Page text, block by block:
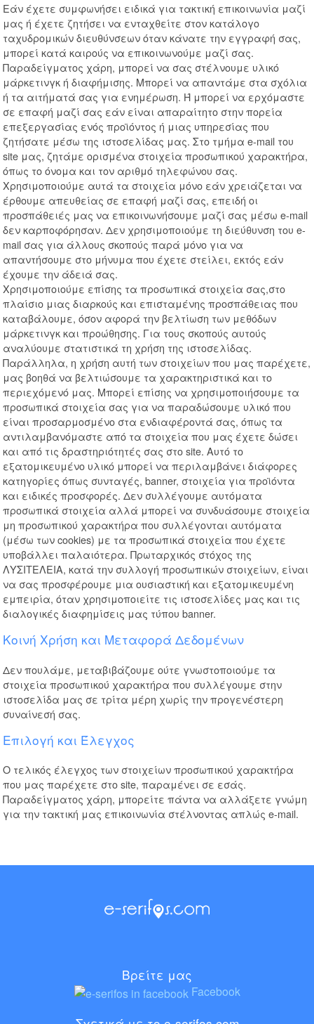
Εάν έχετε συμφωνήσει ειδικά για τακτική επικοινωνία μαζί
μας ή έχετε ζητήσει να ενταχθείτε στον κατάλογο
ταχυδρομικών διευθύνσεων όταν κάνατε την εγγραφή σας,
μπορεί κατά καιρούς να επικοινωνούμε μαζί σας.
Παραδείγματος χάρη, μπορεί να σας στέλνουμε υλικό
μάρκετινγκ ή διαφήμισης. Μπορεί να απαντάμε στα σχόλια
ή τα αιτήματά σας για ενημέρωση. Ή μπορεί να ερχόμαστε
σε επαφή μαζί σας εάν είναι απαραίτητο στην πορεία
επεξεργασίας ενός προϊόντος ή μιας υπηρεσίας που
ζητήσατε μέσω της ιστοσελίδας μας. Στο τμήμα e-mail του
site μας, ζητάμε ορισμένα στοιχεία προσωπικού χαρακτήρα,
όπως το όνομα και τον αριθμό τηλεφώνου σας.
Χρησιμοποιούμε αυτά τα στοιχεία μόνο εάν χρειάζεται να
έρθουμε απευθείας σε επαφή μαζί σας, επειδή οι
προσπάθειές μας να επικοινωνήσουμε μαζί σας μέσω e-mail
δεν καρποφόρησαν. Δεν χρησιμοποιούμε τη διεύθυνση του e-
mail σας για άλλους σκοπούς παρά μόνο για να
απαντήσουμε στο μήνυμα που έχετε στείλει, εκτός εάν
έχουμε την άδειά σας.
Χρησιμοποιούμε επίσης τα προσωπικά στοιχεία σας,στο
πλαίσιο μιας διαρκούς και επισταμένης προσπάθειας που
καταβάλουμε, όσον αφορά την βελτίωση των μεθόδων
μάρκετινγκ και προώθησης. Για τους σκοπούς αυτούς
αναλύουμε στατιστικά τη χρήση της ιστοσελίδας.
Παράλληλα, η χρήση αυτή των στοιχείων που μας παρέχετε,
μας βοηθά να βελτιώσουμε τα χαρακτηριστικά και το
περιεχόμενό μας. Μπορεί επίσης να χρησιμοποιήσουμε τα
προσωπικά στοιχεία σας για να παραδώσουμε υλικό που
είναι προσαρμοσμένο στα ενδιαφέροντά σας, όπως τα
αντιλαμβανόμαστε από τα στοιχεία που μας έχετε δώσει
και από τις δραστηριότητές σας στο site. Αυτό το
εξατομικευμένο υλικό μπορεί να περιλαμβάνει διάφορες
κατηγορίες όπως συνταγές, banner, στοιχεία για προϊόντα
και ειδικές προσφορές. Δεν συλλέγουμε αυτόματα
προσωπικά στοιχεία αλλά μπορεί να συνδυάσουμε στοιχεία
μη προσωπικού χαρακτήρα που συλλέγονται αυτόματα
(μέσω των cookies) με τα προσωπικά στοιχεία που έχετε
υποβάλλει παλαιότερα. Πρωταρχικός στόχος της
ΛΥΣΙΤΕΛΕΙΑ, κατά την συλλογή προσωπικών στοιχείων, είναι
να σας προσφέρουμε μια ουσιαστική και εξατομικευμένη
εμπειρία, όταν χρησιμοποιείτε τις ιστοσελίδες μας και τις
διαλογικές διαφημίσεις μας τύπου banner.
Κοινή Χρήση και Μεταφορά Δεδομένων
Δεν πουλάμε, μεταβιβάζουμε ούτε γνωστοποιούμε τα
στοιχεία προσωπικού χαρακτήρα που συλλέγουμε στην
ιστοσελίδα μας σε τρίτα μέρη χωρίς την προγενέστερη
συναίνεσή σας.
Επιλογή και Έλεγχος
Ο τελικός έλεγχος των στοιχείων προσωπικού χαρακτήρα
που μας παρέχετε στο site, παραμένει σε εσάς.
Παραδείγματος χάρη, μπορείτε πάντα να αλλάξετε γνώμη
για την τακτική μας επικοινωνία στέλνοντας απλώς e-mail.
Βρείτε μας
Facebook